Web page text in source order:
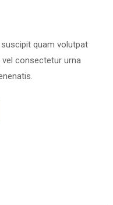
quam volutpat
vel consectetur urna